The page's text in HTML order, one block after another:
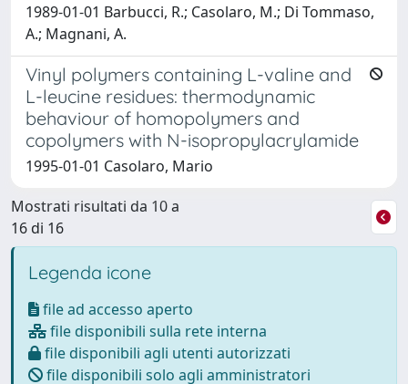
1989-01-01 Barbucci, R.; Casolaro, M.; Di Tommaso,
A.; Magnani, A.
Vinyl polymers containing L-valine and
L-leucine residues: thermodynamic
behaviour of homopolymers and
copolymers with N-isopropylacrylamide
1995-01-01 Casolaro, Mario
Mostrati risultati da 10 a
16 di 16
Legenda icone
file ad accesso aperto
file disponibili sulla rete interna
file disponibili agli utenti autorizzati
file disponibili solo agli amministratori